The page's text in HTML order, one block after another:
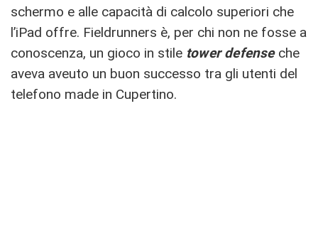
schermo e alle capacità di calcolo superiori che
l’iPad offre. Fieldrunners è, per chi non ne fosse a
conoscenza, un gioco in stile tower defenseche
aveva aveuto un buon successo tra gli utenti del
telefono made in Cupertino.